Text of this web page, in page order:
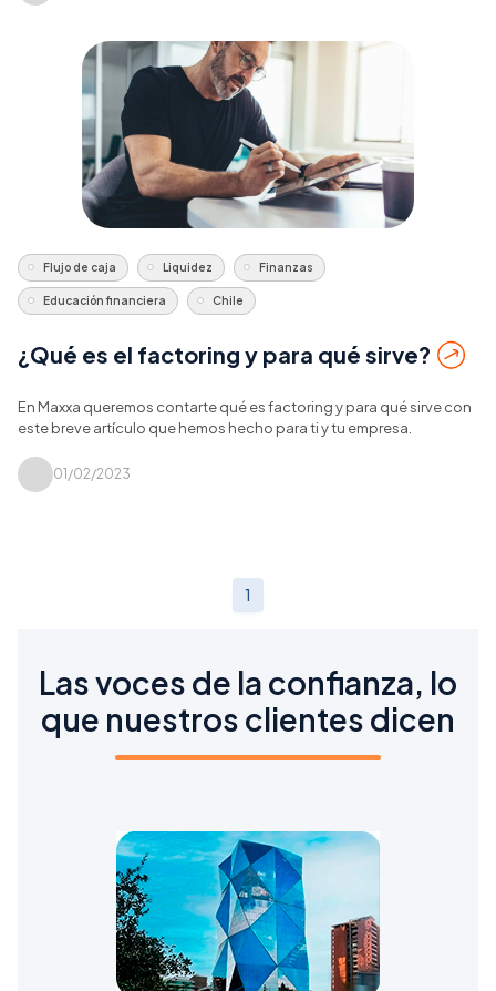
Flujo de caja Liquidez Finanzas
Educación financiera Chile
¿Qué es el factoring y para qué sirve?
En Maxxa queremos contarte qué es factoring y para qué sirve con
este breve artículo que hemos hecho para ti y tu empresa.
01/02/2023
1
Las voces de la confianza, lo
que nuestros clientes dicen